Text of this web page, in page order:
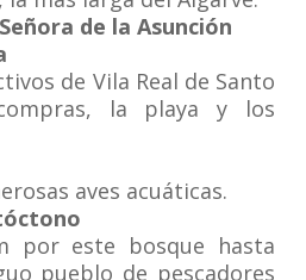
de la Asunción
de Vila Real de Santo
la playa y los
aves acuáticas.
por este bosque hasta
pueblo de pescadores